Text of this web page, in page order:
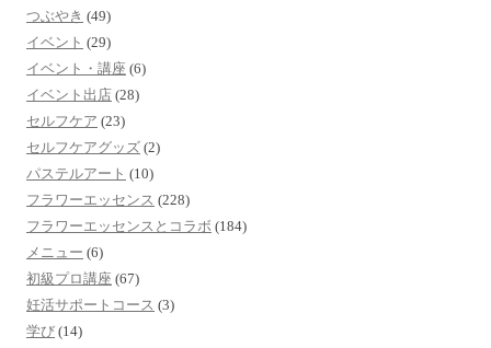
つぶやき (49)
イベント (29)
イベント・講座 (6)
イベント出店 (28)
セルフケア (23)
セルフケアグッズ (2)
パステルアート (10)
フラワーエッセンス (228)
フラワーエッセンスとコラボ (184)
メニュー (6)
初級プロ講座 (67)
妊活サポートコース (3)
学び (14)